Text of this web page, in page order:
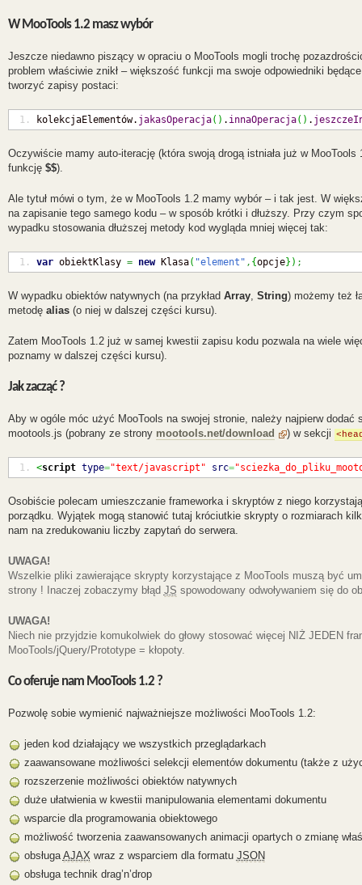
W MooTools 1.2 masz wybór
Jeszcze niedawno piszący w opraciu o MooTools mogli trochę
problem właściwie znikł – większość funkcji ma swoje odpowiedniki
tworzyć zapisy postaci:
kolekcjaElementów. jakasOperacja( ) . innaOperacja( ) .
Oczywiście mamy auto-iterację (która swoją drogą istniała już w
funkcję $$).
Ale tytuł mówi o tym, że w MooTools 1.2 mamy wybór – i tak jest. W
na zapisanie tego samego kodu – w sposób krótki i dłuższy. Przy czym
wypadku stosowania dłuższej metody kod wygląda mniej więcej tak:
var obiektKlasy = new Klasa( "element" , {opcje} ) ;
W wypadku obiektów natywnych (na przykład Array, String) możemy też
metodę alias(o niej w dalszej części kursu).
Zatem MooTools 1.2 już w samej kwestii zapisu kodu pozwala na wiele
poznamy w dalszej części kursu).
Jak zacząć ?
Aby w ogóle móc użyć MooTools na swojej stronie, należy najpierw dodać
mootools.js (pobrany ze strony mootools.net/download ) w sekcji
<script type="text/javascript" src=
Osobiście polecam umieszczanie frameworka i skryptów z niego
porządku. Wyjątek mogą stanowić tutaj króciutkie skrypty o rozmiarach
nam na zredukowaniu liczby zapytań do serwera.
UWAGA!
Wszelkie pliki zawierające skrypty korzystające z MooTools muszą być
strony ! Inaczej zobaczymy błąd JS spowodowany odwoływaniem się do
UWAGA!
Niech nie przyjdzie komukolwiek do głowy stosować więcej NIŻ JEDEN
MooTools/jQuery/Prototype = kłopoty.
Co oferuje nam MooTools 1.2 ?
Pozwolę sobie wymienić najważniejsze możliwości MooTools 1.2:
jeden kod działający we wszystkich przeglądarkach
zaawansowane możliwości selekcji elementów dokumentu (także z
rozszerzenie możliwości obiektów natywnych
duże ułatwienia w kwestii manipulowania elementami dokumentu
wsparcie dla programowania obiektowego
możliwość tworzenia zaawansowanych animacji opartych o zmianę
obsługa AJAX wraz z wsparciem dla formatu JSON
obsługa technik drag’n’drop